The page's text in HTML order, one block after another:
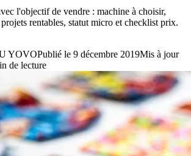
l'objectif de vendre : machine à choisir,
rentables, statut micro et checklist prix.
YOVOPublié le 9 décembre 2019Mis à jour
de lecture